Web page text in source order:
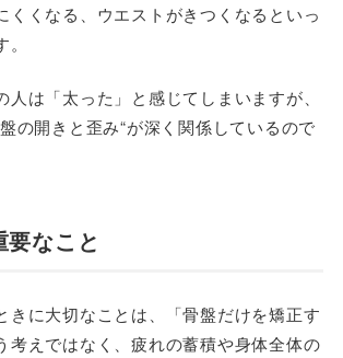
くくなる、ウエストがきつくなるといっ
人は「太った」と感じてしまいますが、
の開きと歪み“が深く関係しているので
なこと
きに大切なことは、「骨盤だけを矯正す
考えではなく、疲れの蓄積や身体全体の